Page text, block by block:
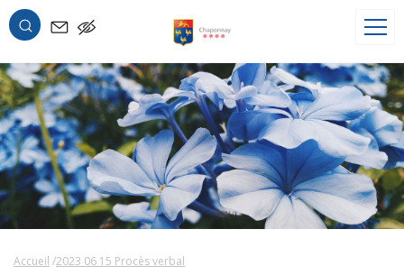
OK
Accueil 2023 06 15 Procès verbal